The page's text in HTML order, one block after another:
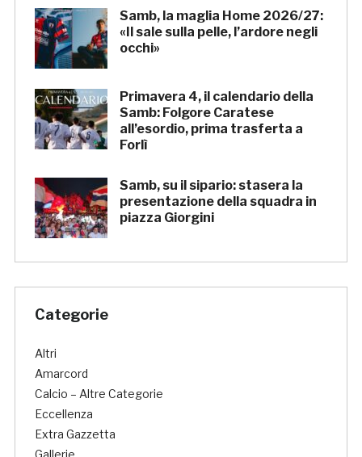
Samb, la maglia Home 2026/27:
«Il sale sulla pelle, l’ardore negli
occhi»
Primavera 4, il calendario della
Samb: Folgore Caratese
all’esordio, prima trasferta a
Forlì
Samb, su il sipario: stasera la
presentazione della squadra in
piazza Giorgini
Categorie
Altri
Amarcord
Calcio – Altre Categorie
Eccellenza
Extra Gazzetta